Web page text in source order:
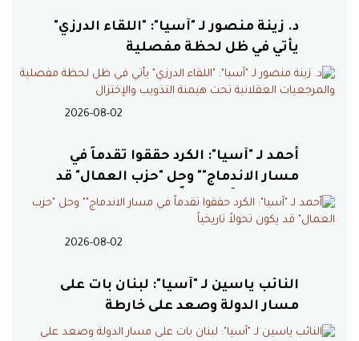
21:23القنيطرة بين القصف
والإفراجات واستمرار ملف المعتقلين
السوريين
في جرمانا
20:40السعودية تقود رؤية دولية
لحماية الملاحة وردع التهديدات
20:11أزمات أخلاقية تضرب
الجمهوريين وتهدد مقاعدهم في
د. زينة منصور لـ "آسيا": "اللقاء الدرزي"
يأتي في ظل لحظة مفصلية
والمرجعيات العقلانية تحت هيمنة
التذويب والإختزال
2026-08-02
أحمد لـ "آسيا": الكرد حققوا تقدماً في
مسار الاندماج"" وحل "حزب العمال" قد
يكون تحولاً تاريخياً
2026-08-02
النائب ياسين لـ "آسيا": لبنان بات على
مسار الدولة وصعد على خارطة
السياسة الدولية